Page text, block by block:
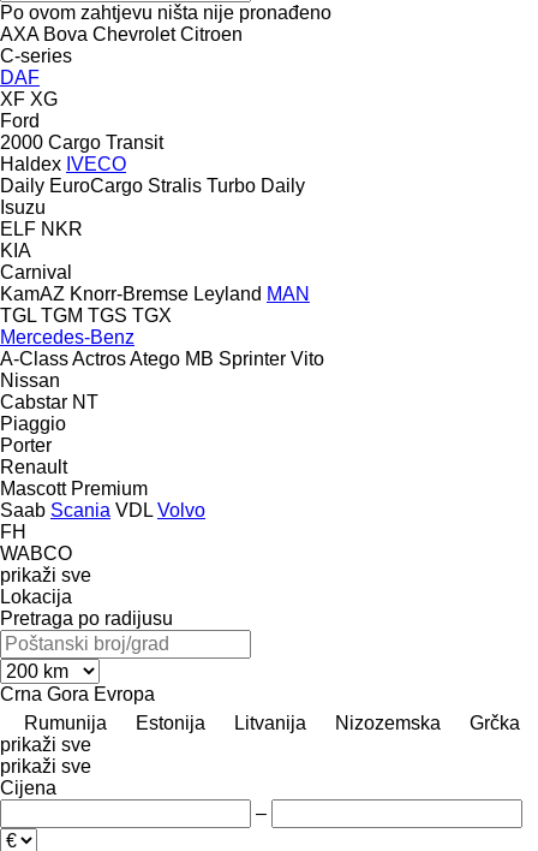
Po ovom zahtjevu ništa nije pronađeno
AXA Bova Chevrolet Citroen
C-series
DAF
XF XG
Ford
2000 Cargo Transit
Haldex IVECO
Daily EuroCargo Stralis Turbo Daily
Isuzu
ELF NKR
KIA
Carnival
KamAZ Knorr-Bremse Leyland MAN
TGL TGM TGS TGX
Mercedes-Benz
A-ClassActrosAtego MB Sprinter Vito
Nissan
Cabstar NT
Piaggio
Porter
Renault
Mascott Premium
Saab Scania VDL Volvo
FH
WABCO
prikaži sve
Lokacija
Pretraga po radijusu
Crna Gora Evropa
Rumunija
Estonija Litvanija Nizozemska
Grčka
prikaži sve
prikaži sve
Cijena
–